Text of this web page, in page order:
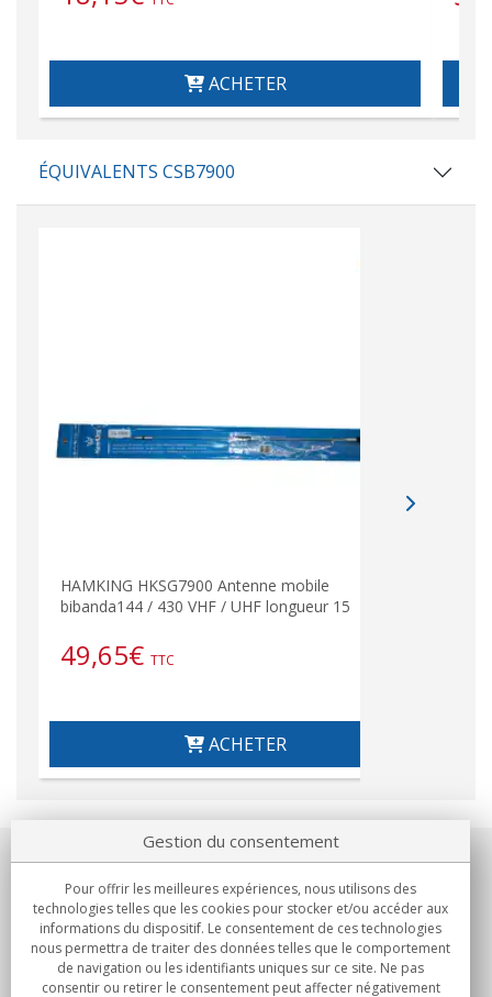
ACHETER
ÉQUIVALENTS CSB7900
HAMKING HKSG7900 Antenne mobile
bibanda144 / 430 VHF / UHF longueur 15
49,65€ TTC
ACHETER
Notre société
Engagements
Achats
Gestion du consentement
Pour offrir les meilleures expériences, nous utilisons des
technologies telles que les cookies pour stocker et/ou accéder aux
informations du dispositif. Le consentement de ces technologies
nous permettra de traiter des données telles que le comportement
de navigation ou les identifiants uniques sur ce site. Ne pas
consentir ou retirer le consentement peut affecter négativement